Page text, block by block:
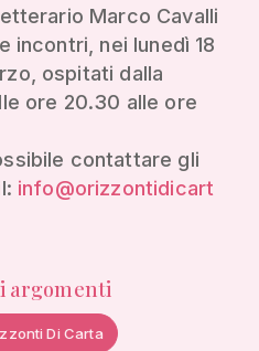
Marco Cavalli
incontri, nei lunedì 18
ospitati dalla
ore 20.30 alle ore
contattare gli
info@orizzontidicart
argomenti
Di Carta